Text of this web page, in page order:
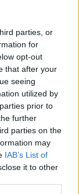
parties, or
for
opt-out
that after your
seeing
utilized by
prior to
further
parties on the
may
IAB’s List of
it to other
o
+39